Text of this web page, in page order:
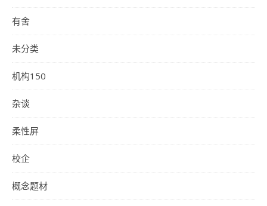
有舍
未分类
机构150
杂谈
柔性屏
校企
概念题材